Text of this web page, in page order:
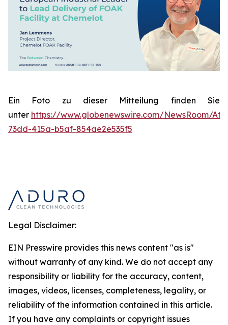
Ein Foto zu dieser Mitteilung finden Sie
unter https://www.globenewswire.com/NewsRoom/
73dd-415a-b5af-854ae2e535f5
Legal Disclaimer:
EIN Presswire provides this news content "as is"
without warranty of any kind. We do not accept any
responsibility or liability for the accuracy, content,
images, videos, licenses, completeness, legality, or
reliability of the information contained in this article.
If you have any complaints or copyright issues